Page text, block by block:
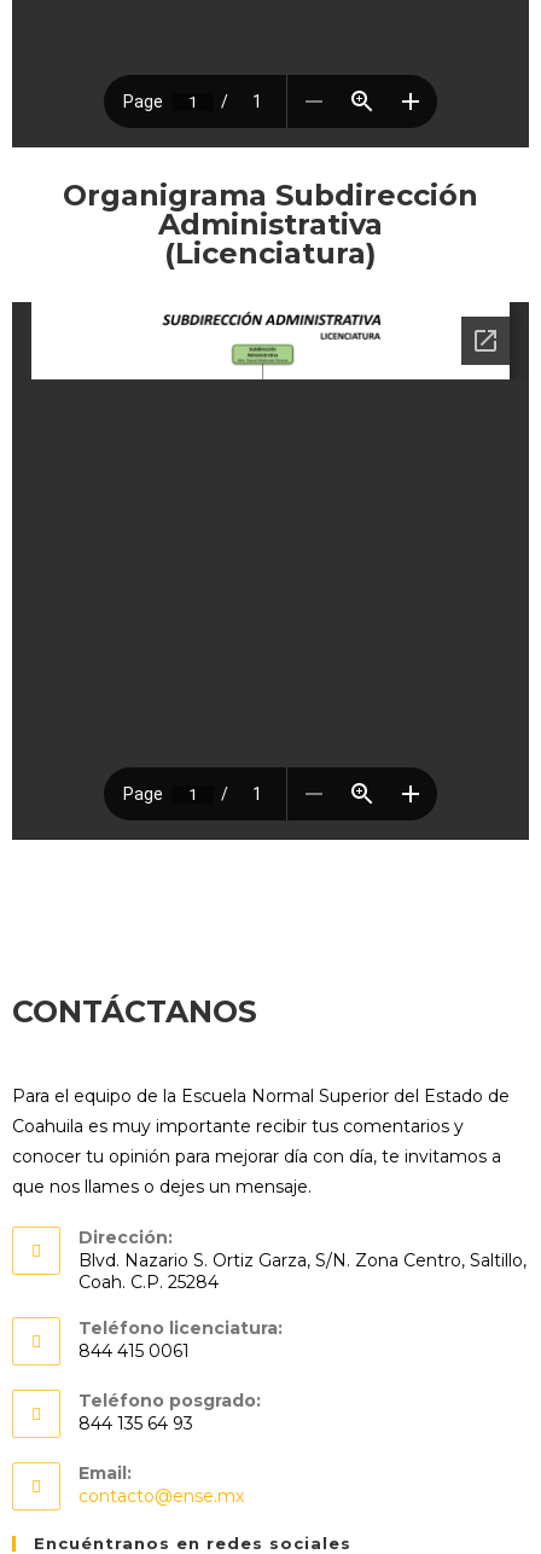
Organigrama Subdirección
Administrativa
(Licenciatura)
CONTÁCTANOS
Para el equipo de la Escuela Normal Superior del Estado de
Coahuila es muy importante recibir tus comentarios y
conocer tu opinión para mejorar día con día, te invitamos a
que nos llames o dejes un mensaje.
Dirección:
Blvd. Nazario S. Ortiz Garza, S/N. Zona Centro, Saltillo,
Coah. C.P. 25284
Teléfono licenciatura:
844 415 0061
Teléfono posgrado:
844 135 64 93
Email:
contacto@ense.mx
Encuéntranos en redes sociales